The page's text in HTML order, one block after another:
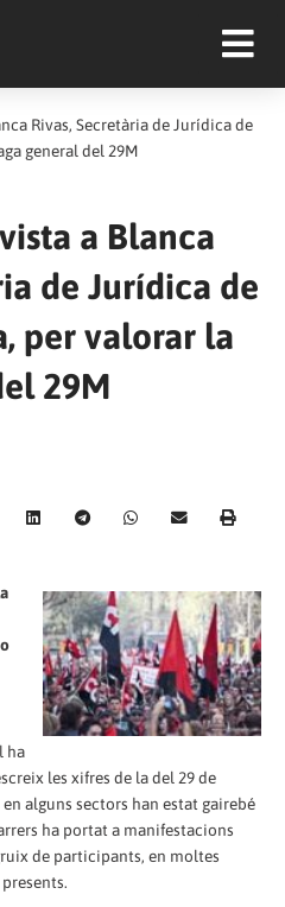
Rivas, Secretària de Jurídica de
general del 29M
a Blanca
de Jurídica de
per valorar la
29M
ha
les xifres de la del 29 de
alguns sectors han estat gairebé
ha portat a manifestacions
de participants, en moltes